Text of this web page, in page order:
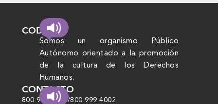
CODHEM
Somos un organismo Público
Autónomo orientado a la promoción
de la cultura de los Derechos
Humanos.
CONTACTO
800 999 4000/800 999 4002